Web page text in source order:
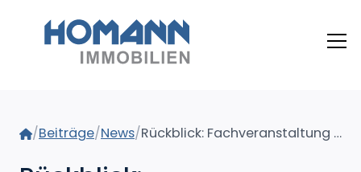
Home
/Beiträge/News/ Rückblick: Fachveranstaltung zum Gebäudeenergiegesetz (GEG) mit Maximilian Brinkhoff